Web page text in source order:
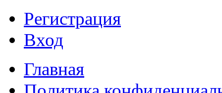
Регистрация
Вход
Главная